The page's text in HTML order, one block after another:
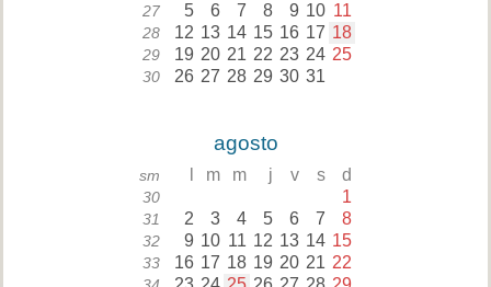
27 5 6 7 8 9 10 11
28 12 13 14 15 16 17 18
29 19 20 21 22 23 24 25
30 26 27 28 29 30 31
agosto
sm m m j v s d
30 1
31 2 3 4 5 6 7 8
32 9 10 11 12 13 14 15
33 16 17 18 19 20 21 22